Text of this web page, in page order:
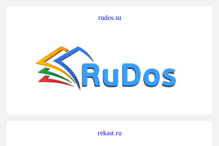
rudos.su
rekast.ru